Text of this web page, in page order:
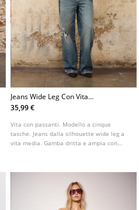
Jeans Wide Leg Con Vita
Incrociata
35,99 €
Vita con passanti. Modello a cinque
tasche. Jeans dalla silhouette wide leg a
vita media. Gamba dritta e ampia con